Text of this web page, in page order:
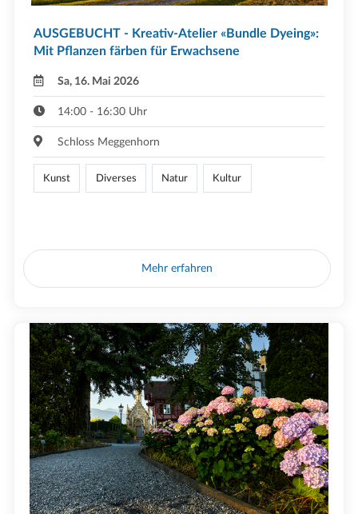
AUSGEBUCHT - Kreativ-Atelier «Bundle Dyeing»:
Mit Pflanzen färben für Erwachsene
Sa, 16. Mai 2026
14:00 - 16:30 Uhr
Schloss Meggenhorn
Kunst Diverses Natur Kultur
Mehr erfahren